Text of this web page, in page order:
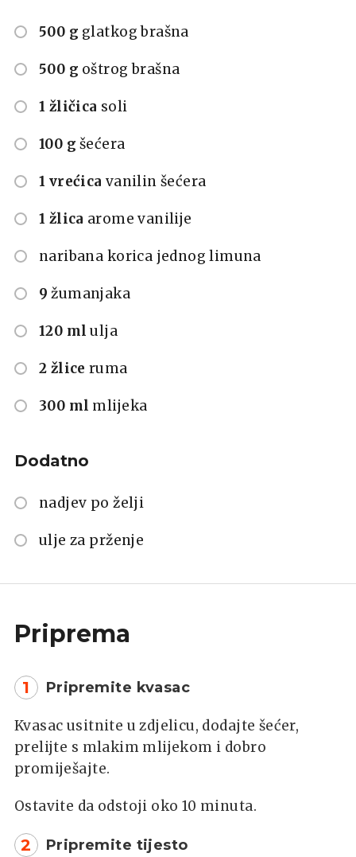
500 g glatkog brašna
500 g oštrog brašna
1 žličica soli
100 g šećera
1 vrećica vanilin šećera
1 žlica arome vanilije
naribana korica jednog limuna
9 žumanjaka
120 ml ulja
2 žlice ruma
300 ml mlijeka
Dodatno
nadjev po želji
ulje za prženje
Priprema
1 Pripremite kvasac
Kvasac usitnite u zdjelicu, dodajte šećer,
prelijte s mlakim mlijekom i dobro
promiješajte.
Ostavite da odstoji oko 10 minuta.
2 Pripremite tijesto